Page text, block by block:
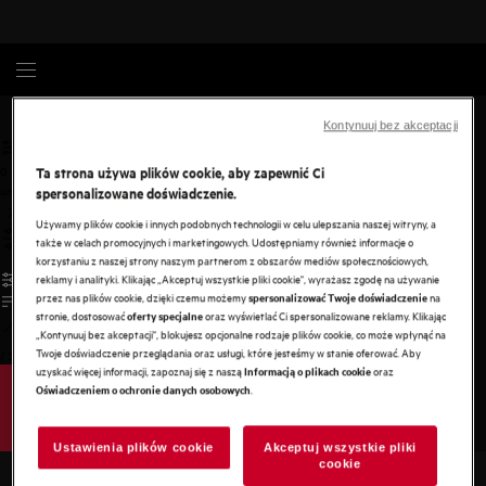
undefined
Ta strona używa plików cookie, aby zapewnić Ci
spersonalizowane doświadczenie.
Używamy plików cookie i innych podobnych technologii w celu ulepszania naszej witryny, a
także w celach promocyjnych i marketingowych. Udostępniamy również informacje o
korzystaniu z naszej strony naszym partnerom z obszarów mediów społecznościowych,
reklamy i analityki. Klikając „Akceptuj wszystkie pliki cookie", wyrażasz zgodę na używanie
przez nas plików cookie, dzięki czemu możemyspersonalizować Twoje doświadczeniena
stronie, dostosowaćoferty specjalneoraz wyświetlać Ci spersonalizowane reklamy. Klikając
„Kontynuuj bez akceptacji", blokujesz opcjonalne rodzaje plików cookie, co może wpłynąć na
Twoje doświadczenie przeglądania oraz usługi, które jesteśmy w stanie oferować. Aby
uzyskać więcej informacji, zapoznaj się z nasząInformacją o plikach cookieoraz
Oświadczeniem o ochronie danych osobowych.
Ustawienia plików cookie
Akceptuj wszystkie pliki
cookie
Kontynuuj bez akceptacji